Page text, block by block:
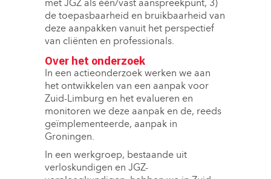
met JGZ als één/vast aanspreekpunt, 3)
de toepasbaarheid en bruikbaarheid van
deze aanpakken vanuit het perspectief
van cliënten en professionals.
Over het onderzoek
In een actieonderzoek werken we aan
het ontwikkelen van een aanpak voor
Zuid-Limburg en het evalueren en
monitoren we deze aanpak en de, reeds
geïmplementeerde, aanpak in
Groningen.
In een werkgroep, bestaande uit
verloskundigen en JGZ-